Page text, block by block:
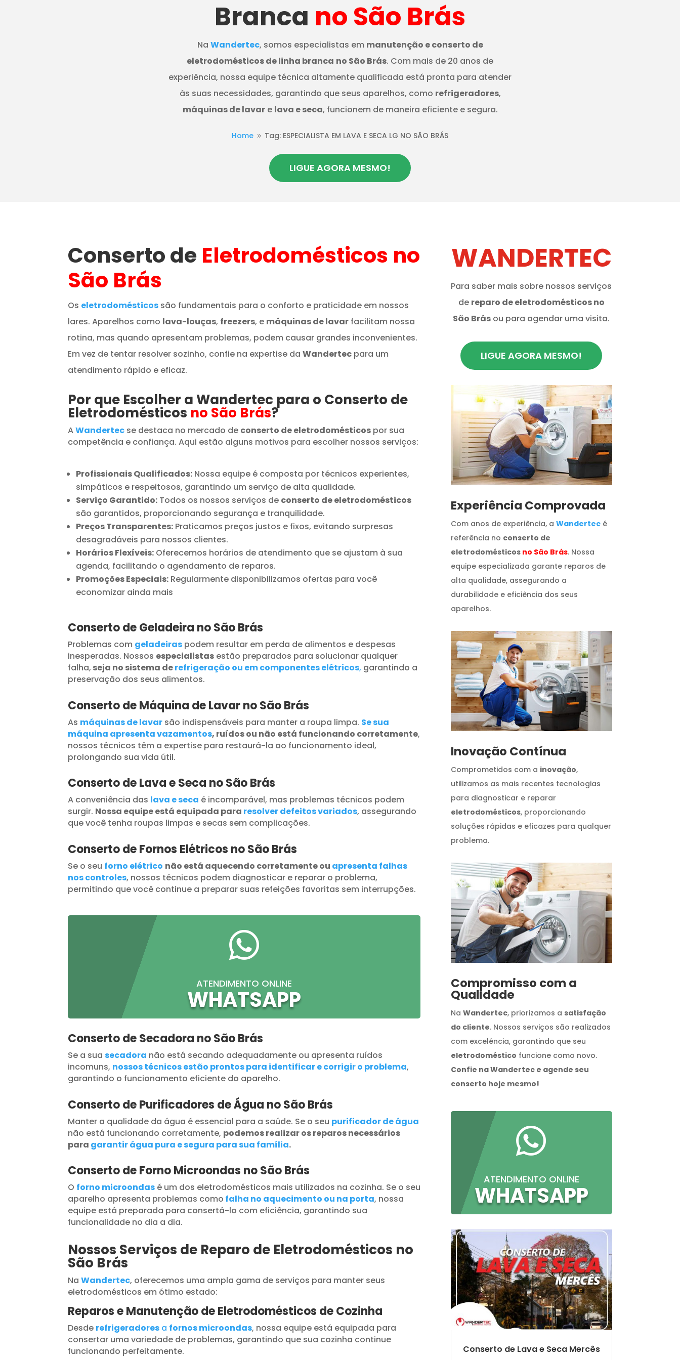
Branca no São Brás
Na Wandertec, somos especialistas em manutenção e conserto de
eletrodomésticos de linha branca no São Brás. Com mais de 20 anos de
experiência, nossa equipe técnica altamente qualificada está pronta para atender
às suas necessidades, garantindo que seus aparelhos, como refrigeradores,
máquinas de lavare lava e seca, funcionem de maneira eficiente e segura.
Home 9 Tag: ESPECIALISTA EM LAVA E SECA LG NO SÃO BRÁS
LIGUE AGORA MESMO!
Conserto de Eletrodomésticos no
São Brás
Os eletrodomésticos são fundamentais para o conforto e praticidade em nossos
lares. Aparelhos como lava-louças, freezers, e máquinas de lavar facilitam nossa
rotina, mas quando apresentam problemas, podem causar grandes inconvenientes.
Em vez de tentar resolver sozinho, confie na expertise daWandertec para um
atendimento rápido e eficaz.
Por que Escolher a Wandertec para o Conserto de
Eletrodomésticos no São Brás?
AWandertec se destaca no mercado de conserto de eletrodomésticos por sua
competência e confiança. Aqui estão alguns motivos para escolher nossos serviços:
Profissionais Qualificados: Nossa equipe é composta por técnicos experientes,
simpáticos e respeitosos, garantindo um serviço de alta qualidade.
Serviço Garantido: Todos os nossos serviços de conserto de eletrodomésticos
são garantidos, proporcionando segurança e tranquilidade.
Preços Transparentes: Praticamos preços justos e fixos, evitando surpresas
desagradáveis para nossos clientes.
Horários Flexíveis: Oferecemos horários de atendimento que se ajustam à sua
agenda, facilitando o agendamento de reparos.
Promoções Especiais: Regularmente disponibilizamos ofertas para você
economizar ainda mais
Conserto de Geladeira no São Brás
Problemas com geladeiras podem resultar em perda de alimentos e despesas
inesperadas. Nossos especialistas estão preparados para solucionar qualquer
falha, seja no sistema derefrigeração ou em componentes elétricos, garantindo a
preservação dos seus alimentos.
Conserto de Máquina de Lavar no São Brás
As máquinas de lavar são indispensáveis para manter a roupa limpa. Se sua
máquina apresenta vazamentos, ruídos ou não está funcionando corretamente,
nossos técnicos têm a expertise para restaurá-la ao funcionamento ideal,
prolongando sua vida útil.
Conserto de Lava e Seca no São Brás
A conveniência das lava e seca é incomparável, mas problemas técnicos podem
surgir. Nossa equipe está equipada para resolver defeitos variados, assegurando
que você tenha roupas limpas e secas sem complicações.
Conserto de Fornos Elétricos no São Brás
Se o seu forno elétrico não está aquecendo corretamente ou apresenta falhas
nos controles, nossos técnicos podem diagnosticar e reparar o problema,
permitindo que você continue a preparar suas refeições favoritas sem interrupções.

ATENDIMENTO ONLINE
WHATSAPP
Conserto de Secadora no São Brás
Se a suasecadora não está secando adequadamente ou apresenta ruídos
incomuns, nossos técnicos estão prontos para identificar e corrigir o problema,
garantindo o funcionamento eficiente do aparelho.
Conserto de Purificadores de Água no São Brás
Manter a qualidade da água é essencial para a saúde. Se o seu purificador de água
não está funcionando corretamente, podemos realizar os reparos necessários
para garantir água pura e segura para sua família.
Conserto de Forno Microondas no São Brás
O forno microondas é um dos eletrodomésticos mais utilizados na cozinha. Se o seu
aparelho apresenta problemas como falha no aquecimento ou na porta, nossa
equipe está preparada para consertá-lo com eficiência, garantindo sua
funcionalidade no dia a dia.
Nossos Serviços de Reparo de Eletrodomésticos no
São Brás
NaWandertec, oferecemos uma ampla gama de serviços para manter seus
eletrodomésticos em ótimo estado:
Reparos e Manutenção de Eletrodomésticos de Cozinha
Desde refrigeradores a fornos microondas, nossa equipe está equipada para
consertar uma variedade de problemas, garantindo que sua cozinha continue
funcionando perfeitamente.
WANDERTEC
Para saber mais sobre nossos serviços
de reparo de eletrodomésticos no
São Brás ou para agendar uma visita.
LIGUE AGORA MESMO!
​Experiência Comprovada
Com anos de experiência, a Wandertecé
referência no conserto de
eletrodomésticos no São Brás. Nossa
equipe especializada garante reparos de
alta qualidade, assegurando a
durabilidade e eficiência dos seus
aparelhos.
Inovação Contínua
Comprometidos com a inovação,
utilizamos as mais recentes tecnologias
para diagnosticar e reparar
eletrodomésticos, proporcionando
soluções rápidas e eficazes para qualquer
problema.
Compromisso com a
Qualidade
Na Wandertec, priorizamos a satisfação
do cliente. Nossos serviços são realizados
com excelência, garantindo que seu
eletrodoméstico funcione como novo.
Confie na Wandertec e agende seu
conserto hoje mesmo!

ATENDIMENTO ONLINE
WHATSAPP
Conserto de Lava e Seca Mercês